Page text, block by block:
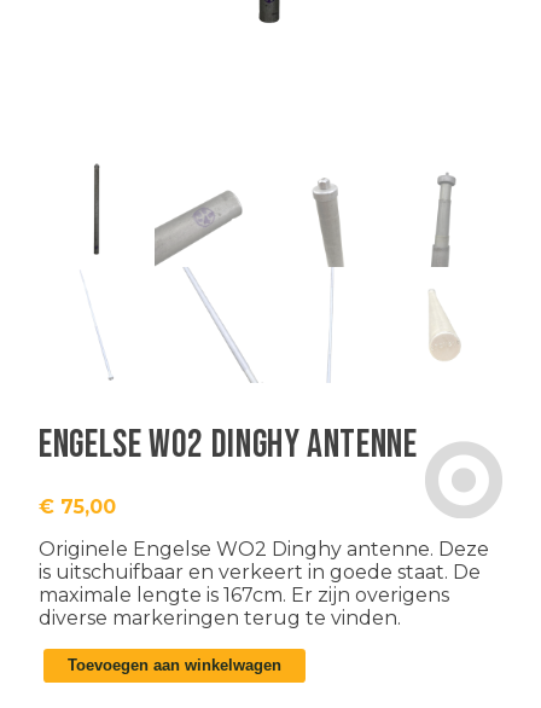
Engelse WO2 dinghy antenne
€ 75,00
Originele Engelse WO2 Dinghy antenne. Deze
is uitschuifbaar en verkeert in goede staat. De
maximale lengte is 167cm. Er zijn overigens
diverse markeringen terug te vinden.
Engelse
WO2
Toevoegen aan winkelwagen